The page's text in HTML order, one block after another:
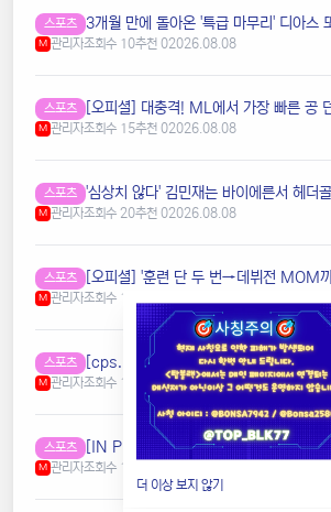
스포츠
M 관리자조회수 10추천 02026.08.08
스포츠
M 관리자조회수 15추천 02026.08.08
스포츠
M 관리자조회수 20추천 02026.08.08
스포츠
M 관리자조회수 14
스포츠
M 관리자조회수 10 추천 02026.08.08
스포츠
M 관리자조회수 10
더 이상 보지 않기